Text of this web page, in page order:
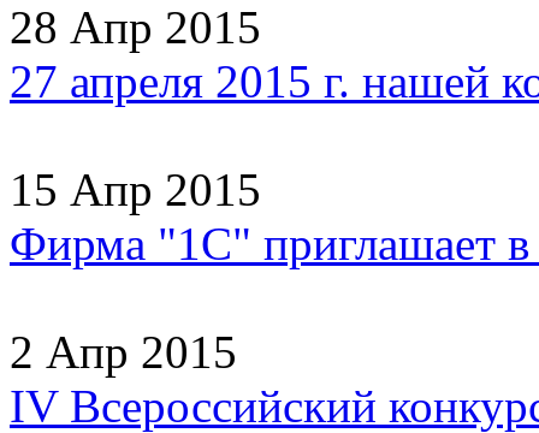
28 Апр 2015
27 апреля 2015 г. нашей
15 Апр 2015
Фирма "1С"
2 Апр 2015
IV Всероссийский